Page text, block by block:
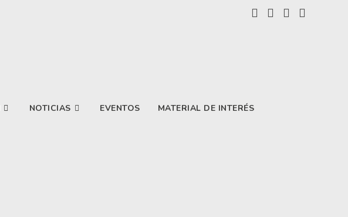
NOTICIAS EVENTOS MATERIAL DE INTERÉS